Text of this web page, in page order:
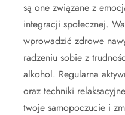
są one związane z
integracji społecznej.
wprowadzić zdrowe
radzeniu sobie z
alkohol. Regularna
oraz techniki
twoje samopoczucie i